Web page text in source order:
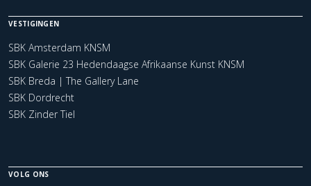
VESTIGINGEN
SBK Amsterdam KNSM
SBK Galerie 23 Hedendaagse Afrikaanse Kunst KNSM
SBK Breda | The Gallery Lane
SBK Dordrecht
SBK Zinder Tiel
VOLG ONS